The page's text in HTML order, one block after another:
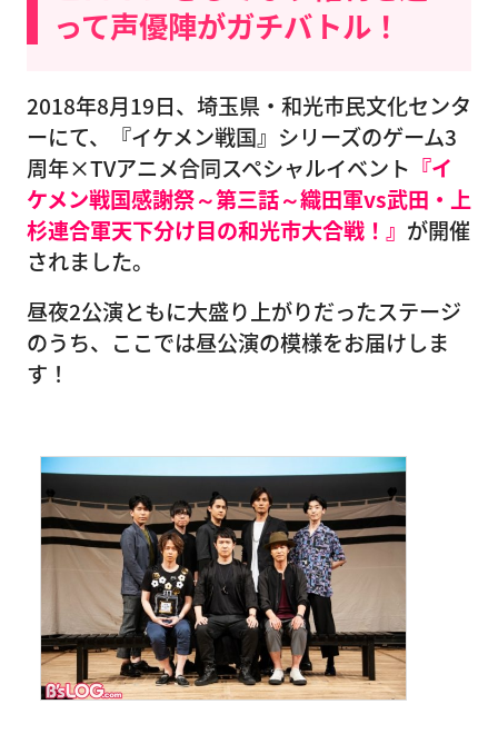
って声優陣がガチバトル！
2018年8月19日、埼玉県・和光市民文化センタ
ーにて、『イケメン戦国』シリーズのゲーム3
周年×TVアニメ合同スペシャルイベント 『イ
ケメン戦国感謝祭～第三話～織田軍vs武田・上
杉連合軍天下分け目の和光市大合戦！』 が開催
されました。
昼夜2公演ともに大盛り上がりだったステージ
のうち、ここでは昼公演の模様をお届けしま
す！